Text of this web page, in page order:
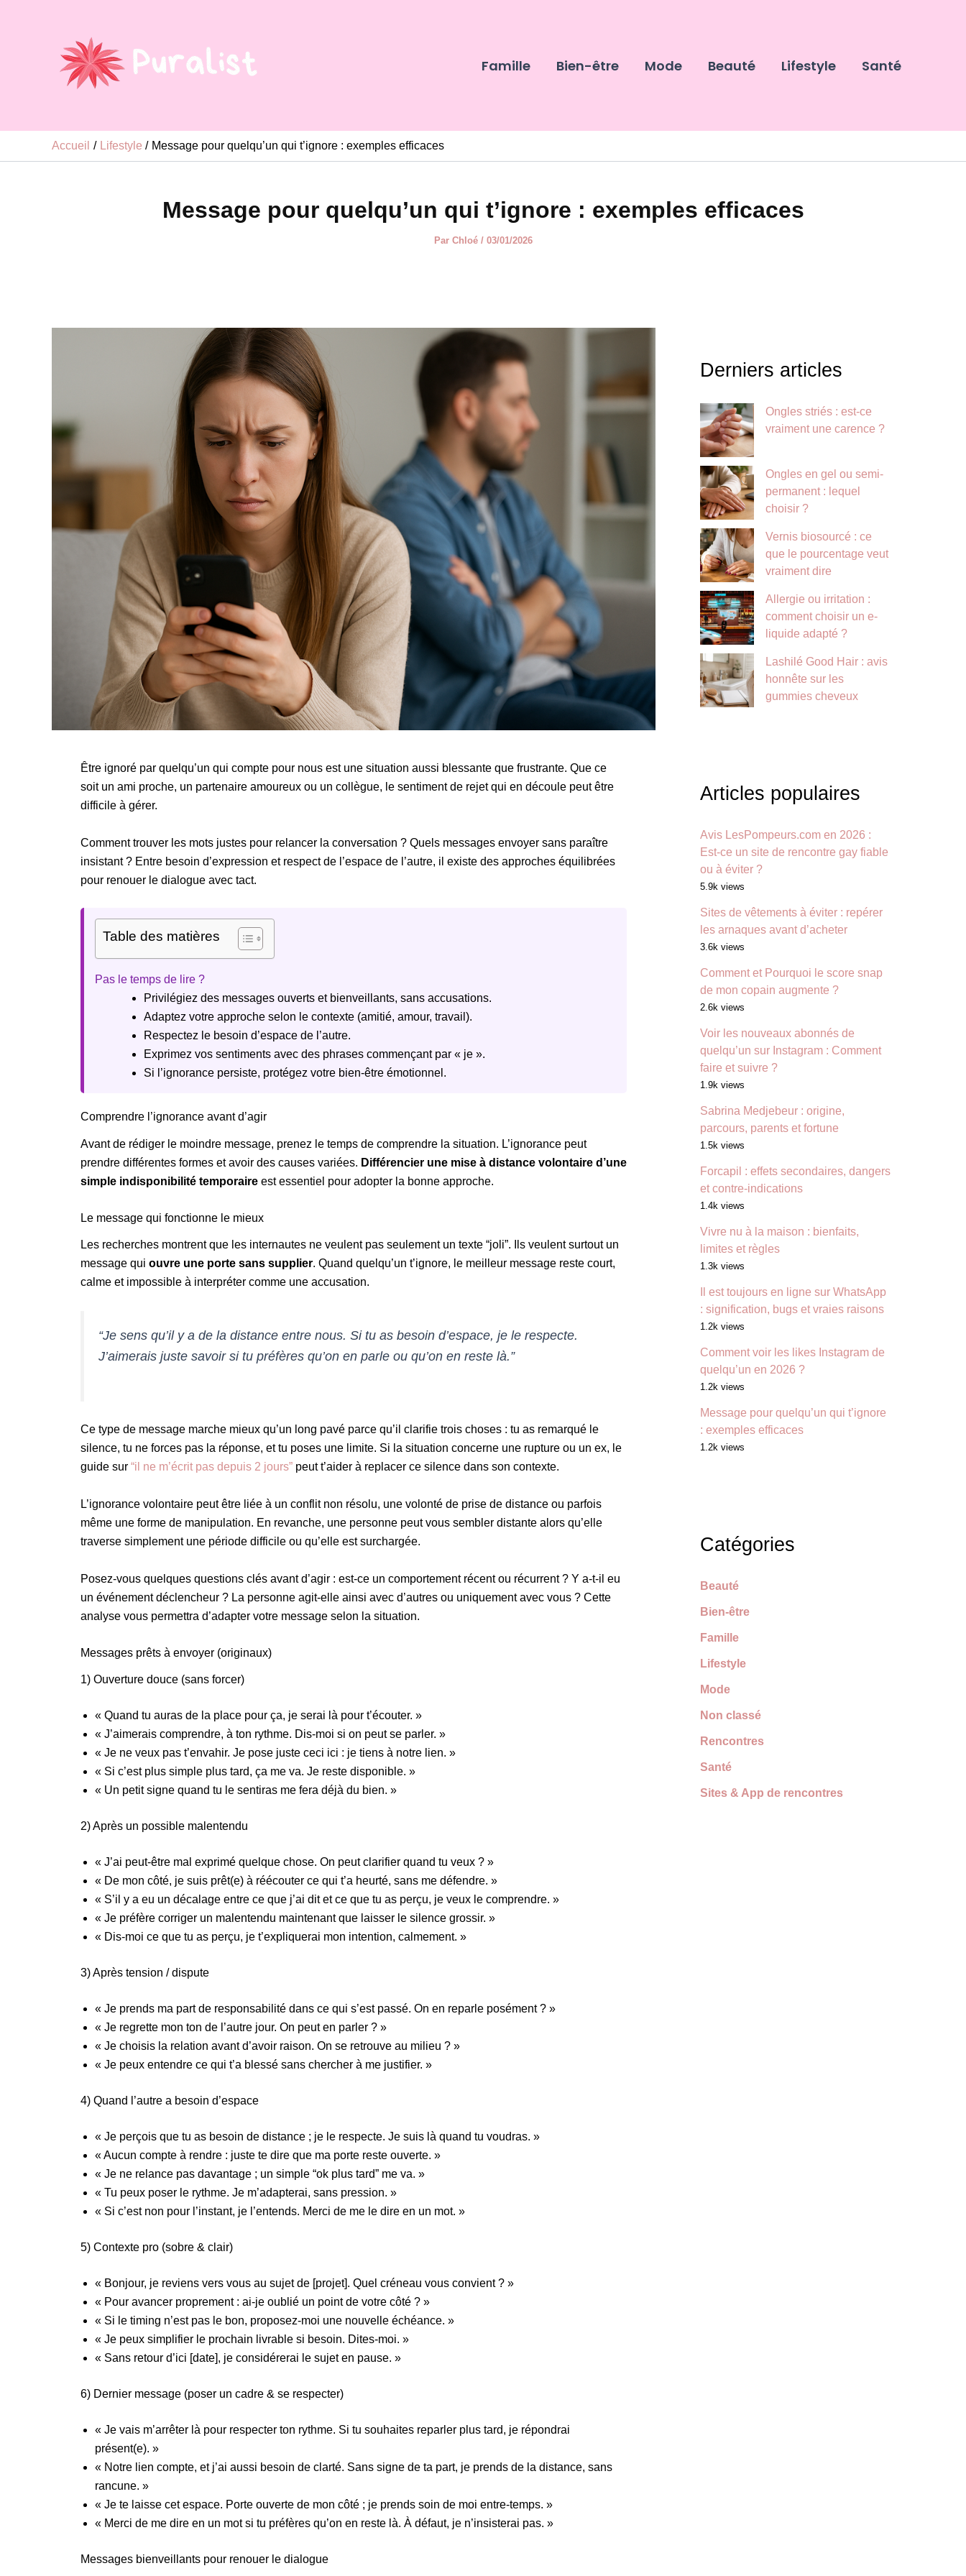
Famille Bien-être Mode Beauté Lifestyle Santé
Accueil Lifestyle Message pour quelqu’un qui t’ignore : exemples efficaces
Message pour quelqu’un qui t’ignore : exemples efficaces
Par Chloé / 03/01/2026
Être ignoré par quelqu’un qui compte pour nous est une situation aussi blessante que frustrante. Que ce
soit un ami proche, un partenaire amoureux ou un collègue, le sentiment de rejet qui en découle peut être
difficile à gérer.
Comment trouver les mots justes pour relancer la conversation ? Quels messages envoyer sans paraître
insistant ? Entre besoin d’expression et respect de l’espace de l’autre, il existe des approches équilibrées
pour renouer le dialogue avec tact.
Table des matières
Pas le temps de lire ?
Privilégiez des messages ouverts et bienveillants, sans accusations.
Adaptez votre approche selon le contexte (amitié, amour, travail).
Respectez le besoin d’espace de l’autre.
Exprimez vos sentiments avec des phrases commençant par « je ».
Si l’ignorance persiste, protégez votre bien-être émotionnel.
Comprendre l’ignorance avant d’agir
Avant de rédiger le moindre message, prenez le temps de comprendre la situation. L’ignorance peut
prendre différentes formes et avoir des causes variées. Différencier une mise à distance volontaire d’une
simple indisponibilité temporaire est essentiel pour adopter la bonne approche.
Le message qui fonctionne le mieux
Les recherches montrent que les internautes ne veulent pas seulement un texte “joli”. Ils veulent surtout un
message qui ouvre une porte sans supplier. Quand quelqu’un t’ignore, le meilleur message reste court,
calme et impossible à interpréter comme une accusation.
“Je sens qu’il y a de la distance entre nous. Si tu as besoin d’espace, je le respecte.
J’aimerais juste savoir si tu préfères qu’on en parle ou qu’on en reste là.”
Ce type de message marche mieux qu’un long pavé parce qu’il clarifie trois choses : tu as remarqué le
silence, tu ne forces pas la réponse, et tu poses une limite. Si la situation concerne une rupture ou un ex, le
guide sur “il ne m’écrit pas depuis 2 jours” peut t’aider à replacer ce silence dans son contexte.
L’ignorance volontaire peut être liée à un conflit non résolu, une volonté de prise de distance ou parfois
même une forme de manipulation. En revanche, une personne peut vous sembler distante alors qu’elle
traverse simplement une période difficile ou qu’elle est surchargée.
Posez-vous quelques questions clés avant d’agir : est-ce un comportement récent ou récurrent ? Y a-t-il eu
un événement déclencheur ? La personne agit-elle ainsi avec d’autres ou uniquement avec vous ? Cette
analyse vous permettra d’adapter votre message selon la situation.
Messages prêts à envoyer (originaux)
1) Ouverture douce (sans forcer)
« Quand tu auras de la place pour ça, je serai là pour t’écouter. »
« J’aimerais comprendre, à ton rythme. Dis-moi si on peut se parler. »
« Je ne veux pas t’envahir. Je pose juste ceci ici : je tiens à notre lien. »
« Si c’est plus simple plus tard, ça me va. Je reste disponible. »
« Un petit signe quand tu le sentiras me fera déjà du bien. »
2) Après un possible malentendu
« J’ai peut-être mal exprimé quelque chose. On peut clarifier quand tu veux ? »
« De mon côté, je suis prêt(e) à réécouter ce qui t’a heurté, sans me défendre. »
« S’il y a eu un décalage entre ce que j’ai dit et ce que tu as perçu, je veux le comprendre. »
« Je préfère corriger un malentendu maintenant que laisser le silence grossir. »
« Dis-moi ce que tu as perçu, je t’expliquerai mon intention, calmement. »
3) Après tension / dispute
« Je prends ma part de responsabilité dans ce qui s’est passé. On en reparle posément ? »
« Je regrette mon ton de l’autre jour. On peut en parler ? »
« Je choisis la relation avant d’avoir raison. On se retrouve au milieu ? »
« Je peux entendre ce qui t’a blessé sans chercher à me justifier. »
4) Quand l’autre a besoin d’espace
« Je perçois que tu as besoin de distance ; je le respecte. Je suis là quand tu voudras. »
« Aucun compte à rendre : juste te dire que ma porte reste ouverte. »
« Je ne relance pas davantage ; un simple “ok plus tard” me va. »
« Tu peux poser le rythme. Je m’adapterai, sans pression. »
« Si c’est non pour l’instant, je l’entends. Merci de me le dire en un mot. »
5) Contexte pro (sobre & clair)
« Bonjour, je reviens vers vous au sujet de [projet]. Quel créneau vous convient ? »
« Pour avancer proprement : ai-je oublié un point de votre côté ? »
« Si le timing n’est pas le bon, proposez-moi une nouvelle échéance. »
« Je peux simplifier le prochain livrable si besoin. Dites-moi. »
« Sans retour d’ici [date], je considérerai le sujet en pause. »
6) Dernier message (poser un cadre & se respecter)
« Je vais m’arrêter là pour respecter ton rythme. Si tu souhaites reparler plus tard, je répondrai
présent(e). »
« Notre lien compte, et j’ai aussi besoin de clarté. Sans signe de ta part, je prends de la distance, sans
rancune. »
« Je te laisse cet espace. Porte ouverte de mon côté ; je prends soin de moi entre-temps. »
« Merci de me dire en un mot si tu préfères qu’on en reste là. À défaut, je n’insisterai pas. »
Messages bienveillants pour renouer le dialogue
Derniers articles
Ongles striés : est-ce
vraiment une carence ?
Ongles en gel ou semi-
permanent : lequel
choisir ?
Vernis biosourcé : ce
que le pourcentage veut
vraiment dire
Allergie ou irritation :
comment choisir un e-
liquide adapté ?
Lashilé Good Hair : avis
honnête sur les
gummies cheveux
Articles populaires
Avis LesPompeurs.com en 2026 :
Est-ce un site de rencontre gay fiable
ou à éviter ?
5.9k views
Sites de vêtements à éviter : repérer
les arnaques avant d’acheter
3.6k views
Comment et Pourquoi le score snap
de mon copain augmente ?
2.6k views
Voir les nouveaux abonnés de
quelqu’un sur Instagram : Comment
faire et suivre ?
1.9k views
Sabrina Medjebeur : origine,
parcours, parents et fortune
1.5k views
Forcapil : effets secondaires, dangers
et contre-indications
1.4k views
Vivre nu à la maison : bienfaits,
limites et règles
1.3k views
Il est toujours en ligne sur WhatsApp
: signification, bugs et vraies raisons
1.2k views
Comment voir les likes Instagram de
quelqu’un en 2026 ?
1.2k views
Message pour quelqu’un qui t’ignore
: exemples efficaces
1.2k views
Catégories
Beauté
Bien-être
Famille
Lifestyle
Mode
Non classé
Rencontres
Santé
Sites & App de rencontres